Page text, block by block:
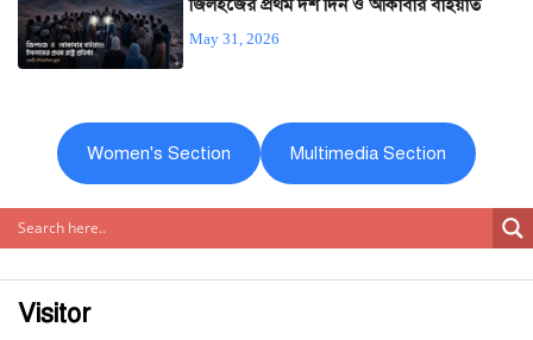
জিলহজের প্রথম দশ দিন ও আকাবার বাইয়াত
May 31, 2026
Women's Section Multimedia Section
Visitor